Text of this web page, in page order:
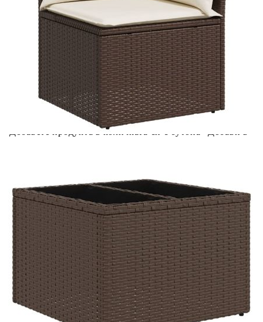
Acest tabel are caracter informativ. Adăugați produsul în
coșul de cumpărături unde veți putea selecta detaliile
cererii de creditare.
Предоставената таблица е с информационна цел.
Добавете продукта в количката си с бутона "Добави в
количката" и при поръчка ще можете да изберете броя
вноски на кредита.
Предоставената таблица е с информационна цел.
Добавете продукта в количката си с бутона "Добави в
Предоставената таблица е с информационна цел.
Добавете продукта в количката си с бутона "Добави в
количката" и при поръчка ще можете да изберете броя
вноски на кредита.
Предоставената таблица е с информационна цел.
Добавете продукта в количката си с бутона "Добави в
количката" и при поръчка ще можете да изберете броя
вноски на кредита.
Когато плащате с NewPay, всъщност NewPay плаща
поръчката Ви вместо Вас. Вие я получавате и
разполагате с три начина да я платите към тях: